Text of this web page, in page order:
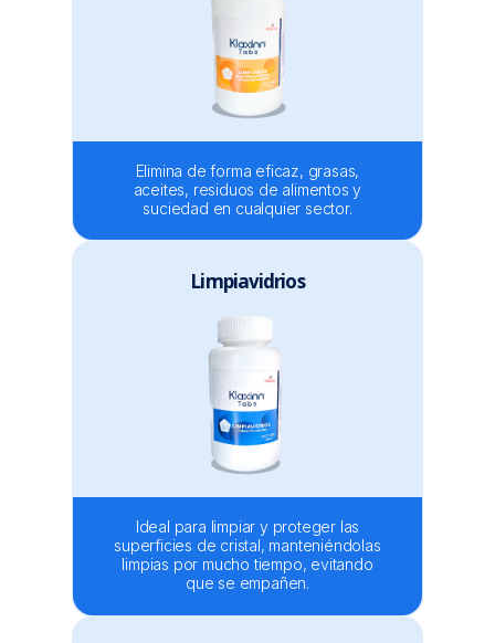
Elimina de forma eficaz, grasas,
aceites, residuos de alimentos y
suciedad en cualquier sector.
Limpiavidrios
Ideal para limpiar y proteger las
superficies de cristal, manteniéndolas
limpias por mucho tiempo, evitando
que se empañen.